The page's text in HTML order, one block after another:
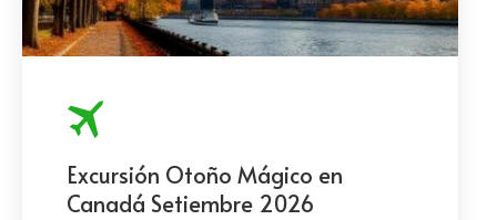
Excursión Otoño Mágico en
Canadá Setiembre 2026